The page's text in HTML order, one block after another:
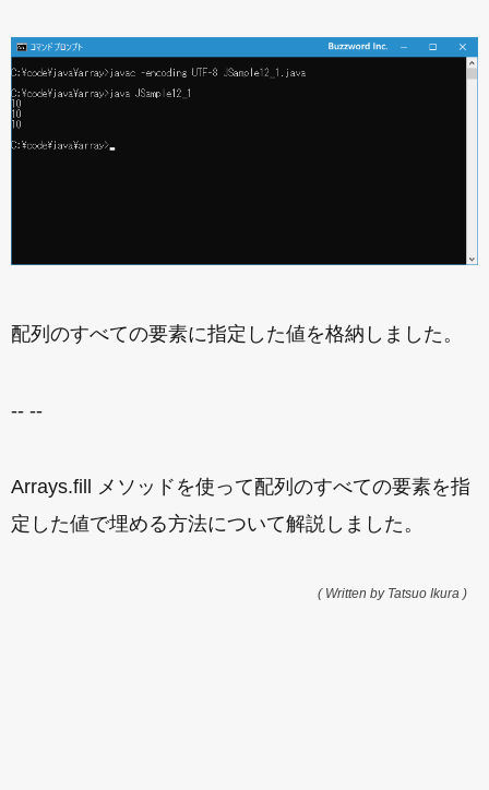
配列のすべての要素に指定した値を格納しました。
-- --
Arrays.fill メソッドを使って配列のすべての要素を指
定した値で埋める方法について解説しました。
( Written by Tatsuo Ikura )